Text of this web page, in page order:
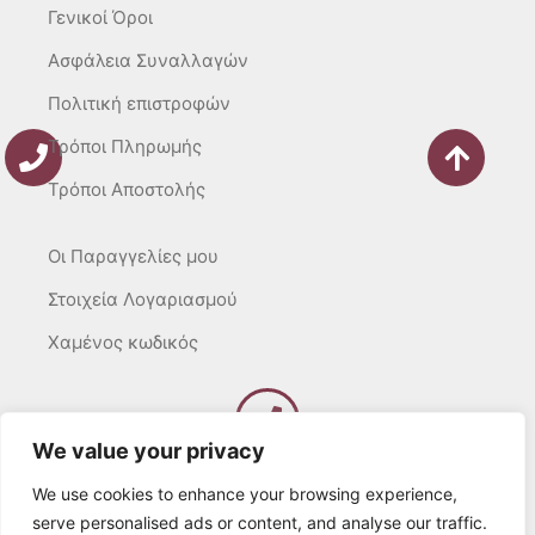
We value your privacy
We use cookies to enhance your browsing experience,
serve personalised ads or content, and analyse our traffic.
Γενικοί Όροι
Ασφάλεια Συναλλαγών
Πολιτική επιστροφών
Τρόποι Πληρωμής
Τρόποι Αποστολής
Οι Παραγγελίες μου
Στοιχεία Λογαριασμού
Χαμένος κωδικός
Καλέστε μας
Δευτ – Τετ. – Σαβ. : 10:00 – 15:00
Τρίτ. – Πέμπτ. – Παρ. : 10:00 – 21:00